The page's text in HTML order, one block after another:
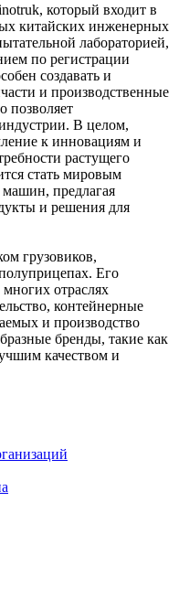
который входит в
китайских инженерных
лабораторией,
по регистрации
создавать и
и производственные
позволяет
В целом,
к инновациям и
растущего
стать мировым
предлагая
и решения для
грузовиков,
Его
отраслях
контейнерные
и производство
бренды, такие как
качеством и